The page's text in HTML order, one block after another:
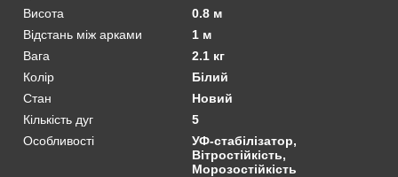
Висота
0.8 м
Відстань між арками
1 м
Вага
2.1 кг
Колір
Білий
Стан
Новий
Кількість дуг
5
Особливості
УФ-стабілізатор,
Вітростійкість,
Морозостійкість